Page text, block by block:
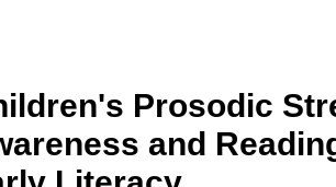
Prosodic
and